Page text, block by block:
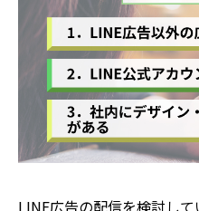
LINE広告の配信を検討し